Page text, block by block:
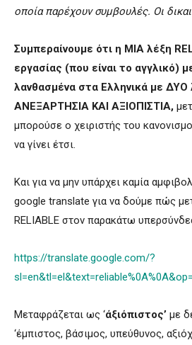
οποία παρέχουν συμβουλές. Οι
Συμπεραίνουμε ότι η ΜΙΑ λέξη
εργασίας (που είναι το αγγλικό)
λανθασμένα στα Ελληνικά με ΔΥΟ
ΑΝΕΞΑΡΤΗΣΙΑ ΚΑΙ ΑΞΙΟΠΙΣΤΙΑ,
μπορούσε ο χειριστής του
να γίνει έτσι.
Και για να μην υπάρχει καμία
google translate για να δούμε πώς
RELIABLE στον παρακάτω
https://translate.google.com/?
Μεταφράζεται ως ‘άξιόπιστος’ με
‘έμπιστος, βάσιμος, υπεύθυνος,